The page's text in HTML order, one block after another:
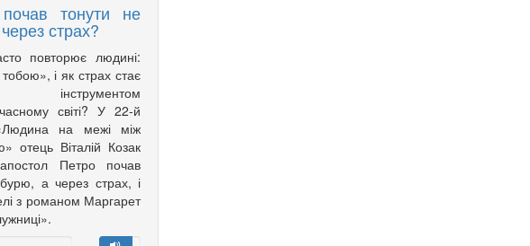
тонути не
страх?
повторює людині:
і як страх стає
інструментом
світі? У 22-й
на межі між
отець Віталій Козак
Петро почав
а через страх, і
з романом Маргарет